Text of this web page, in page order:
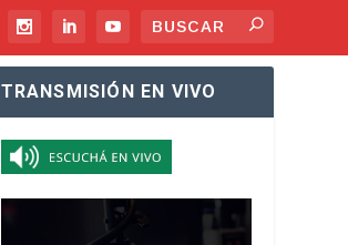
TRANSMISIÓN EN VIVO